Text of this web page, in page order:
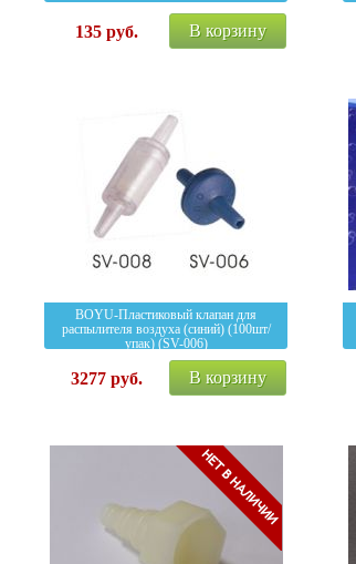
135руб. В корзину
BOYU-Пластиковый клапан для
распылителя воздуха (синий) (100шт/
упак) (SV-006)
3277руб. В корзину